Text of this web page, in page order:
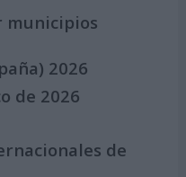
municipios
2026
de 2026
de